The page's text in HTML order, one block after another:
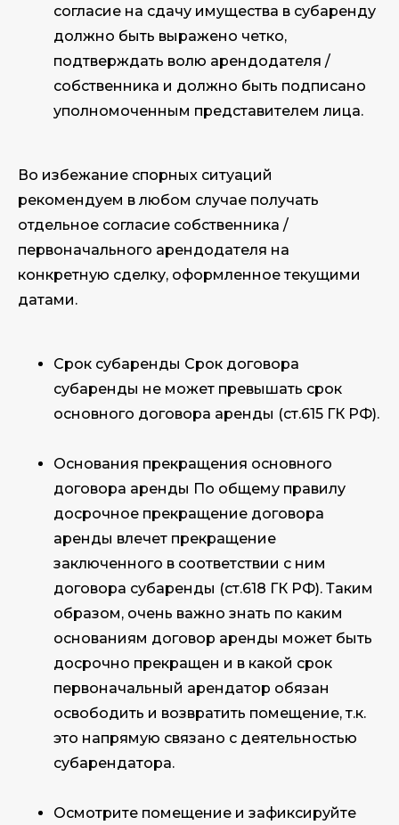
согласие на сдачу имущества в субаренду
должно быть выражено четко,
подтверждать волю арендодателя /
собственника и должно быть подписано
уполномоченным представителем лица.
Во избежание спорных ситуаций
рекомендуем в любом случае получать
отдельное согласие собственника /
первоначального арендодателя на
конкретную сделку, оформленное текущими
датами.
Срок субаренды Срок договора
субаренды не может превышать срок
основного договора аренды (ст.615 ГК РФ).
Основания прекращения основного
договора аренды По общему правилу
досрочное прекращение договора
аренды влечет прекращение
заключенного в соответствии с ним
договора субаренды (ст.618 ГК РФ). Таким
образом, очень важно знать по каким
основаниям договор аренды может быть
досрочно прекращен и в какой срок
первоначальный арендатор обязан
освободить и возвратить помещение, т.к.
это напрямую связано с деятельностью
субарендатора.
Осмотрите помещение и зафиксируйте